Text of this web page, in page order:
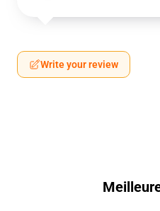
Write your review